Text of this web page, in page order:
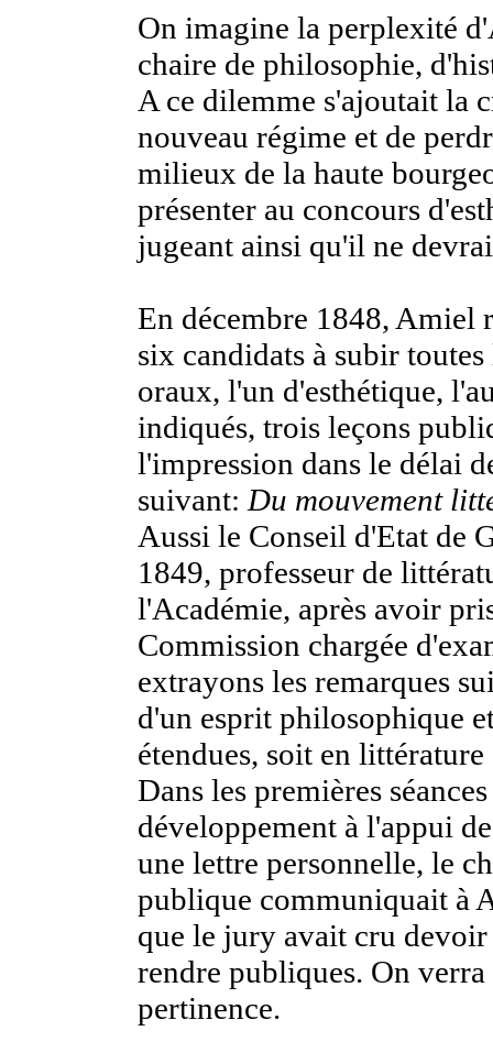
On imagine la perplexité
chaire de philosophie,
A ce dilemme s'ajoutait la
nouveau régime et de
milieux de la haute
présenter au concours
jugeant ainsi qu'il ne
En décembre 1848, Amiel
six candidats à subir
oraux, l'un d'esthétique,
indiqués, trois leçons
l'impression dans le délai
suivant: Du mouvement
Aussi le Conseil d'Etat de
1849, professeur de
l'Académie, après avoir
Commission chargée
extrayons les remarques
d'un esprit philosophique
étendues, soit en
Dans les premières
développement à l'appui
une lettre personnelle, le
publique communiquait à
que le jury avait cru
rendre publiques. On
pertinence.